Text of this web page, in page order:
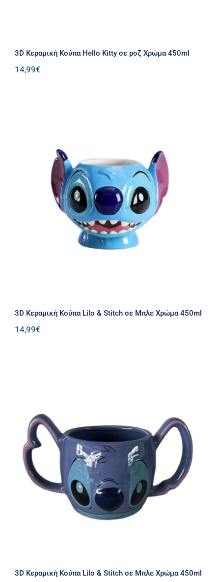
3D Κεραμική Κούπα Hello Kitty σε ροζ Χρώμα 450ml
14,99€
3D Κεραμική Κούπα Lilo & Stitch σε
Μπλε Χρώμα 450ml
3D Κεραμική Κούπα Lilo & Stitch σε Μπλε Χρώμα 450ml
14,99€
3D Κεραμική Κούπα Lilo & Stitch σε
Μπλε Χρώμα 450ml
3D Κεραμική Κούπα Lilo & Stitch σε Μπλε Χρώμα 450ml